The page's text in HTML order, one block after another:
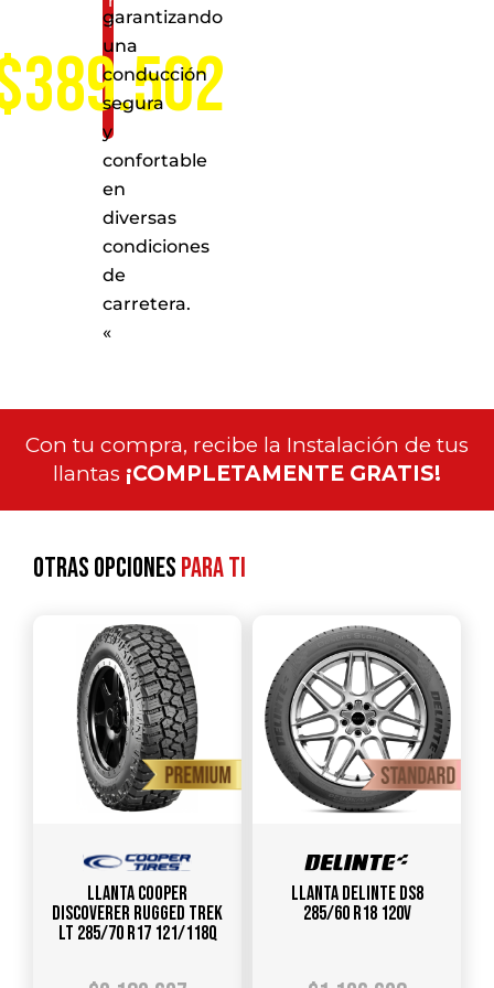
nacional
garantizando
una
conducción
segura
y
confortable
en
diversas
condiciones
de
carretera.
«
Con tu compra, recibe la Instalación de tus
llantas ¡COMPLETAMENTE GRATIS!
Otras opcionespara ti
Llanta COOPER
DISCOVERER RUGGED TREK
LT 285/70 R17 121/118Q
Llanta DELINTE DS8
285/60 R18 120V